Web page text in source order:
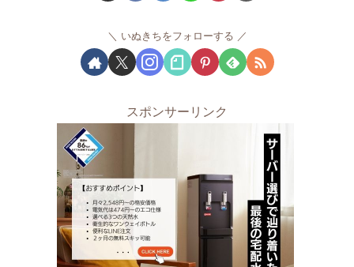
いぬきちをフォローする
スポンサーリンク